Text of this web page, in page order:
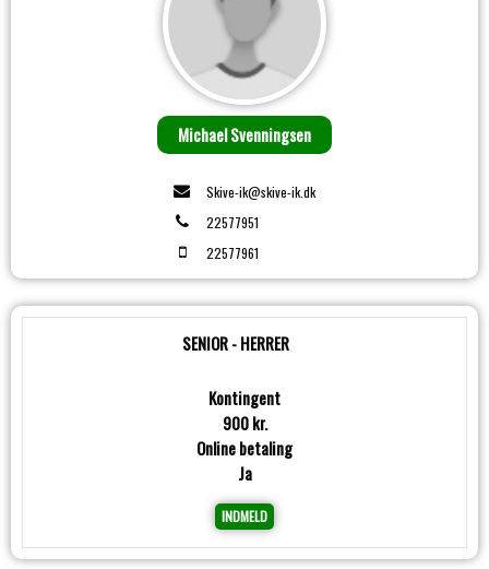
Michael Svenningsen
Skive-ik@skive-ik.dk
22577951
22577961
SENIOR - HERRER
Kontingent
900 kr.
Online betaling
Ja
INDMELD